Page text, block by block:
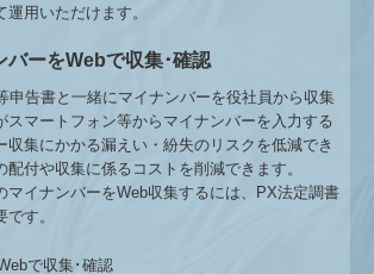
用いただけます。
バーをWebで収集･確認
申告書と一緒にマイナンバーを役社員から収集
スマートフォン等からマイナンバーを入力する
収集にかかる漏えい・紛失のリスクを低減でき
配付や収集に係るコストを削減できます。
イナンバーをWeb収集するには、PX法定調書
す。